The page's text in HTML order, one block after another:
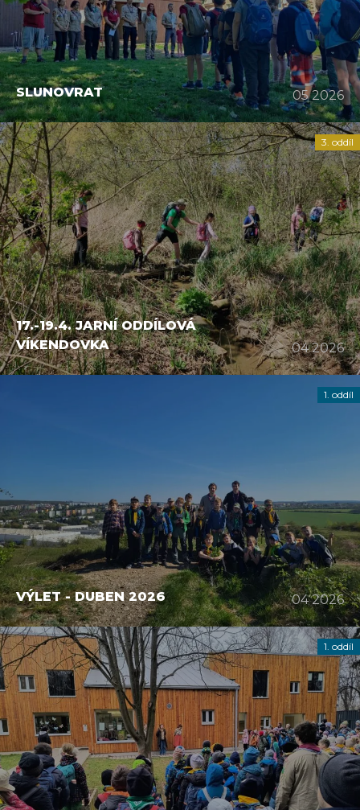
SLUNOVRAT 05 2026
3. oddíl
17.-19.4. JARNÍ ODDÍLOVÁ
VÍKENDOVKA
04 2026
1. oddíl
VÝLET - DUBEN 2026 04 2026
1. oddíl